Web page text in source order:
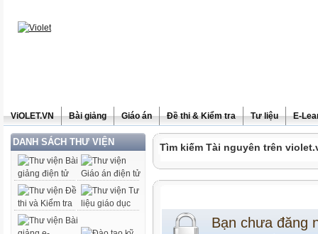
ViOLET.VN Bài giảng Giáo án Đề thi & Kiểm tra Tư liệu E-
DANH SÁCH THƯ VIỆN Tìm kiếm Tài nguyên trên
Bạn chưa đăng